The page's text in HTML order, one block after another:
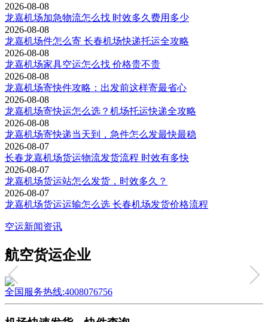
2026-08-08
龙嘉机场加急物流怎么找 时效多久费用多少
2026-08-08
龙嘉机场件怎么寄 长春机场快递托运全攻略
2026-08-08
龙嘉机场家具空运怎么找 价格贵不贵
2026-08-08
龙嘉机场寄快件攻略：出发前这样寄最省心
2026-08-08
龙嘉机场寄快运怎么选？机场托运快递全攻略
2026-08-08
龙嘉机场寄快递当天到，急件怎么发最快最稳
2026-08-07
长春龙嘉机场货运物流发货流程 时效有多快
2026-08-07
龙嘉机场货运站怎么发货，时效多久？
2026-08-07
龙嘉机场货运运输怎么选 长春机场发货价格流程
空运新闻资讯
航空货运企业
全国服务热线:4008076756